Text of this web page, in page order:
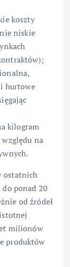
koszty
niskie
hurtowe
kilogram
względu na
ostatnich
ponad 20
od źródeł
milionów
produktów